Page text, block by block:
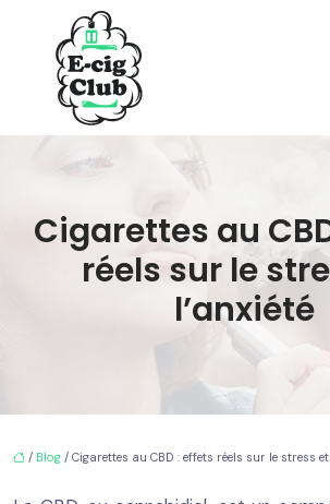
Cigarettes au
réels sur le
l’anxiété
/ Blog / Cigarettes au CBD : effets réels sur le stress et